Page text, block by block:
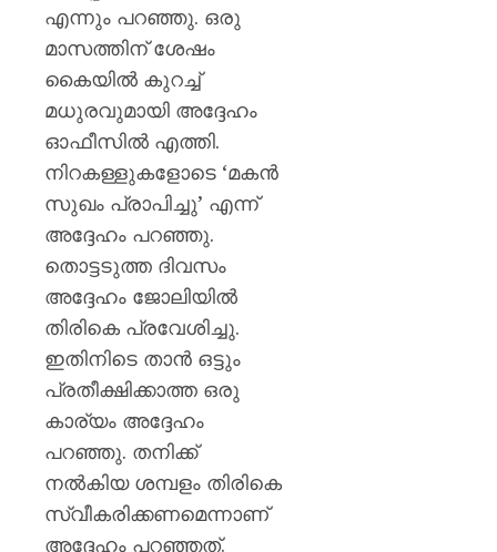
എന്നും പറഞ്ഞു. ഒരു
മാസത്തിന് ശേഷം
കൈയില്‍ കുറച്ച്
മധുരവുമായി അദ്ദേഹം
ഓഫീസില്‍ എത്തി.
നിറകള്ളുകളോടെ ‘മകന്‍
സുഖം പ്രാപിച്ചു’ എന്ന്
അദ്ദേഹം പറഞ്ഞു.
തൊട്ടടുത്ത ദിവസം
അദ്ദേഹം ജോലിയില്‍
തിരികെ പ്രവേശിച്ചു.
ഇതിനിടെ താന്‍ ഒട്ടും
പ്രതീക്ഷിക്കാത്ത ഒരു
കാര്യം അദ്ദേഹം
പറഞ്ഞു. തനിക്ക്
നല്‍കിയ ശമ്പളം തിരികെ
സ്വീകരിക്കണമെന്നാണ്
അദ്ദേഹം പറഞ്ഞത്.